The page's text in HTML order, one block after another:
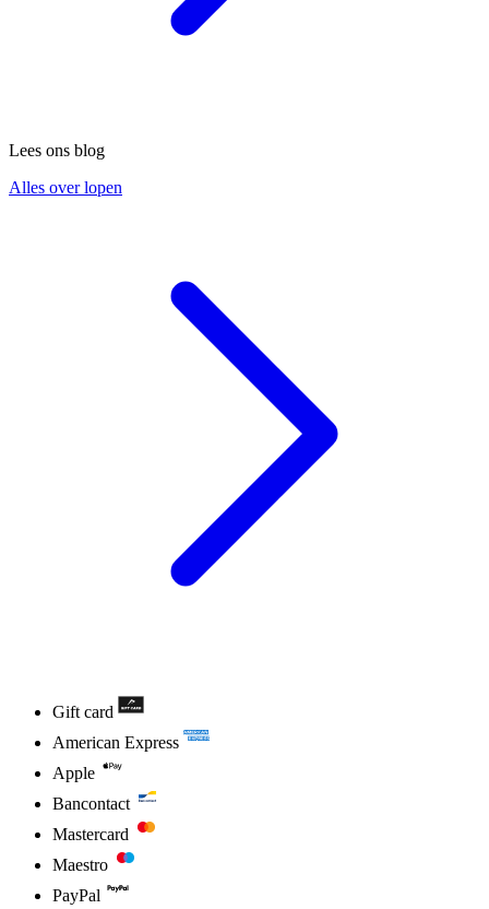
Lees ons blog
Alles over lopen
Gift card
American Express
Apple
Bancontact
Mastercard
Maestro
PayPal